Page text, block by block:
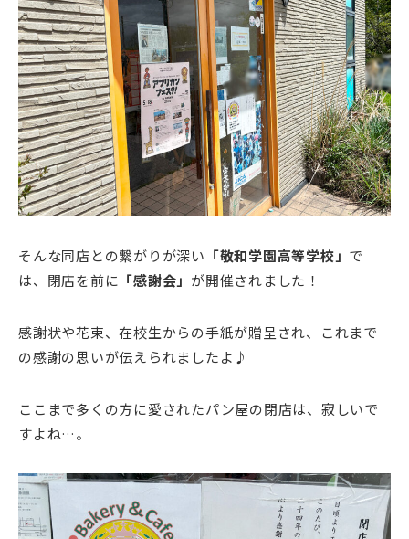
そんな同店との繋がりが深い 「敬和学園高等学校」 で
は、閉店を前に 「感謝会」 が開催されました！
感謝状や花束、在校生からの手紙が贈呈され、これまで
の感謝の思いが伝えられましたよ♪
ここまで多くの方に愛されたパン屋の閉店は、寂しいで
すよね…。